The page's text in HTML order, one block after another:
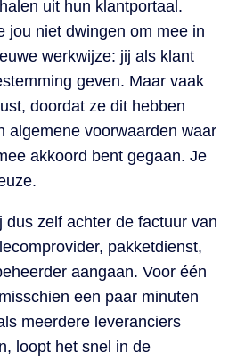
uit hun klantportaal.
jou niet dwingen om mee in
werkwijze: jij als klant
geven. Maar vaak
doordat ze dit hebben
algemene voorwaarden waar
akkoord bent gegaan. Je
dus zelf achter de factuur van
pakketdienst,
aangaan. Voor één
een paar minuten
meerdere leveranciers
loopt het snel in de